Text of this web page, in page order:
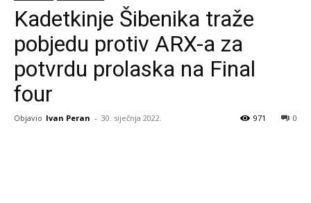
Kadetkinje Šibenika traže
pobjedu protiv ARX-a za
potvrdu prolaska na Final
four
Objavio Ivan Peran - 30. siječnja 2022. 0
971